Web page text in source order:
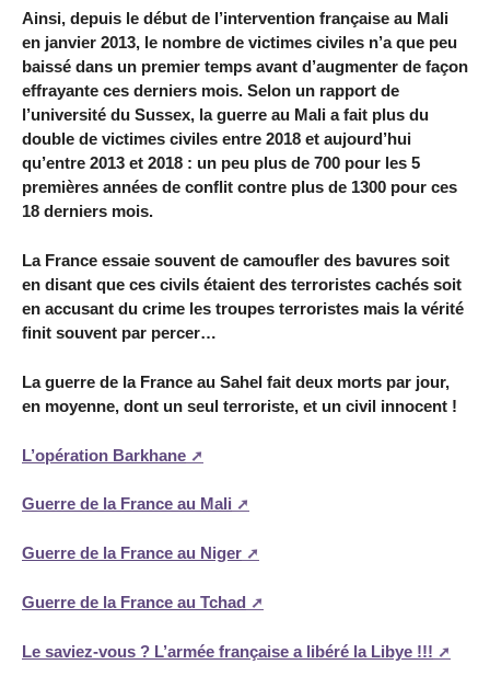
Ainsi, depuis le début de l’intervention française au Mali
en janvier 2013, le nombre de victimes civiles n’a que peu
baissé dans un premier temps avant d’augmenter de façon
effrayante ces derniers mois. Selon un rapport de
l’université du Sussex, la guerre au Mali a fait plus du
double de victimes civiles entre 2018 et aujourd’hui
qu’entre 2013 et 2018 : un peu plus de 700 pour les 5
premières années de conflit contre plus de 1300 pour ces
18 derniers mois.
La France essaie souvent de camoufler des bavures soit
en disant que ces civils étaient des terroristes cachés soit
en accusant du crime les troupes terroristes mais la vérité
finit souvent par percer…
La guerre de la France au Sahel fait deux morts par jour,
en moyenne, dont un seul terroriste, et un civil innocent !
L’opération Barkhane
Guerre de la France au Mali
Guerre de la France au Niger
Guerre de la France au Tchad
Le saviez-vous ? L’armée française a libéré la Libye !!!